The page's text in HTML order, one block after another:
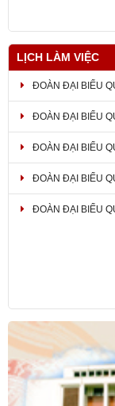
LỊCH LÀM VIỆC
ĐOÀN ĐẠI BIỂU
ĐOÀN ĐẠI BIỂU
ĐOÀN ĐẠI BIỂU
ĐOÀN ĐẠI BIỂU
ĐOÀN ĐẠI BIỂU